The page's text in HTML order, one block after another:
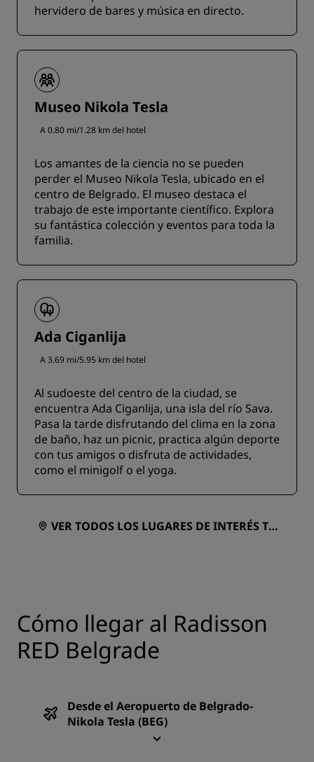
hervidero de bares y música en directo.
Museo Nikola Tesla
A 0.80 mi/1.28 km del hotel
Los amantes de la ciencia no se pueden
perder el Museo Nikola Tesla, ubicado en el
centro de Belgrado. El museo destaca el
trabajo de este importante científico. Explora
su fantástica colección y eventos para toda la
familia.
Ada Ciganlija
A 3.69 mi/5.95 km del hotel
Al sudoeste del centro de la ciudad, se
encuentra Ada Ciganlija, una isla del río Sava.
Pasa la tarde disfrutando del clima en la zona
de baño, haz un picnic, practica algún deporte
con tus amigos o disfruta de actividades,
como el minigolf o el yoga.
VER TODOS LOS LUGARES DE INTERÉS TU
Cómo llegar al Radisson
RED Belgrade
Desde el Aeropuerto de Belgrado-
Nikola Tesla (BEG)